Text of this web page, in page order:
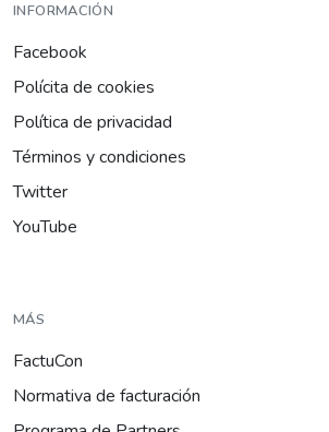
INFORMACIÓN
Facebook
Polícita de cookies
Política de privacidad
Términos y condiciones
Twitter
YouTube
MÁS
FactuCon
Normativa de facturación